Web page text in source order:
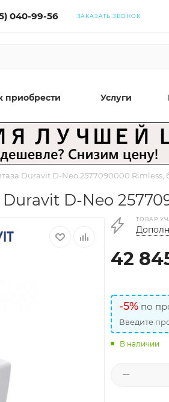
040-99-56 ЗАКАЗАТЬ ЗВОНОК
приобрести Услуги
Duravit D-Neo 2577090000 Rimless,
D-Neo
ТОВАР
42
-5% по
Введите
В наличии